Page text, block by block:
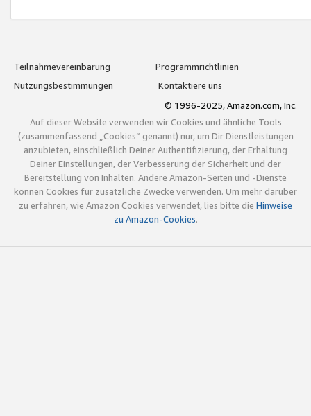
Teilnahmevereinbarung
Programmrichtlinien
Nutzungsbestimmungen
Kontaktiere uns
© 1996-2025, Amazon.com, Inc.
Auf dieser Website verwenden wir Cookies und ähnliche Tools
(zusammenfassend „Cookies“ genannt) nur, um Dir Dienstleistungen
anzubieten, einschließlich Deiner Authentifizierung, der Erhaltung
Deiner Einstellungen, der Verbesserung der Sicherheit und der
Bereitstellung von Inhalten. Andere Amazon-Seiten und -Dienste
können Cookies für zusätzliche Zwecke verwenden. Um mehr darüber
zu erfahren, wie Amazon Cookies verwendet, lies bitte die Hinweise
zu Amazon-Cookies.